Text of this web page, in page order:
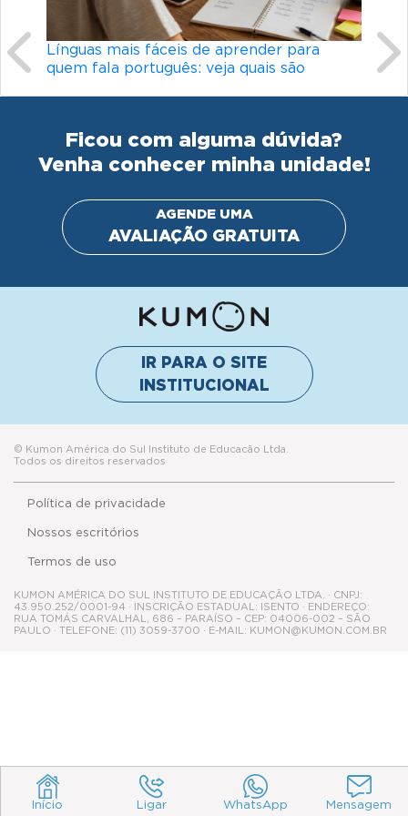
Início Ligar WhatsApp Mensagem
fáceis de aprender para
veja quais são
Conheça os
didático do Kumon
Ficou com alguma dúvida?
Venha conhecer minha unidade!
AGENDE UMA
AVALIAÇÃO GRATUITA
IR PARA O SITE
INSTITUCIONAL
© Kumon América do Sul Instituto de Educacão Ltda.
Todos os direitos reservados
Política de privacidade
Termos de uso
Nossos escritórios
KUMON AMÉRICA DO SUL INSTITUTO DE EDUCAÇÃO LTDA. · CNPJ:
43.950.252/0001-94 · INSCRIÇÃO ESTADUAL: ISENTO · ENDEREÇO:
RUA TOMÁS CARVALHAL, 686 – PARAÍSO – CEP: 04006-002 – SÃO
PAULO · TELEFONE: (11) 3059-3700 · E-MAIL: KUMON@KUMON.COM.BR